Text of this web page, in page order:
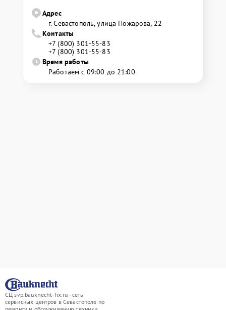
Адрес
г. Севастополь, улица Пожарова, 22
Контакты
+7 (800) 301-55-83
+7 (800) 301-55-83
Время работы
Работаем с 09:00 до 21:00
СЦ svp.bauknecht-fix.ru - сеть
сервисных центров в Севастополе по